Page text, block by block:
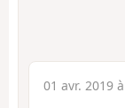
01 avr. 2019